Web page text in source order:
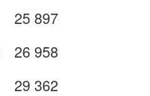
25 897
26 958
29 362